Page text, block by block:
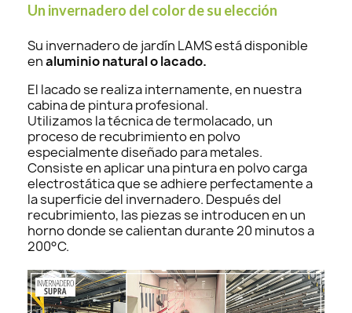
Un invernadero del color de su elección
Su invernadero de jardín LAMS está disponible
enaluminio natural o lacado.
El lacado se realiza internamente, en nuestra
cabina de pintura profesional.
Utilizamos la técnica de termolacado, un
proceso de recubrimiento en polvo
especialmente diseñado para metales.
Consiste en aplicar una pintura en polvo carga
electrostática que se adhiere perfectamente a
la superficie del invernadero. Después del
recubrimiento, las piezas se introducen en un
horno donde se calientan durante 20 minutos a
200°C.